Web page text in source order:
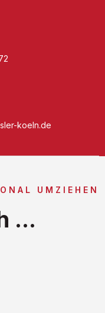
koeln.de
UMZIEHEN
...